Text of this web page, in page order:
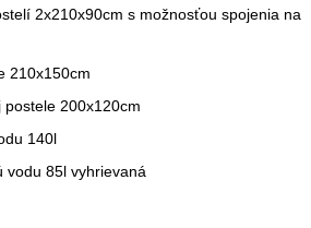
2x210x90cm s možnosťou spojenia na
210x150cm
200x120cm
140l
vodu 85l vyhrievaná